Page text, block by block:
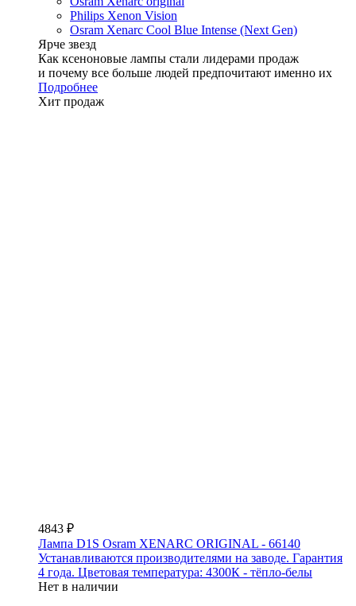
Philips Xenon Vision
Osram Xenarc Cool Blue Intense (Next Gen)
Ярче звезд
Как ксеноновые лампы стали лидерами продаж
и почему все больше людей предпочитают именно их
Подробнее
Хит продаж
4843 ₽
Лампа D1S Osram XENARC ORIGINAL - 66140
Устанавливаются производителями на заводе. Гарантия
4 года. Цветовая температура: 4300К - тёпло-белы
Нет в наличии